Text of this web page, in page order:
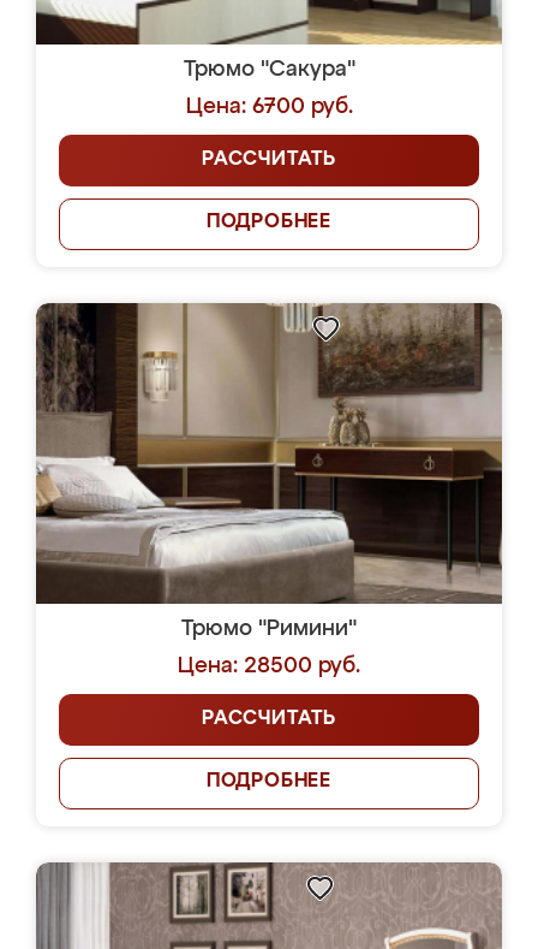
Трюмо "Сакура"
Цена: 6700 руб.
РАССЧИТАТЬ
ПОДРОБНЕЕ
Трюмо "Римини"
Цена: 28500 руб.
РАССЧИТАТЬ
ПОДРОБНЕЕ